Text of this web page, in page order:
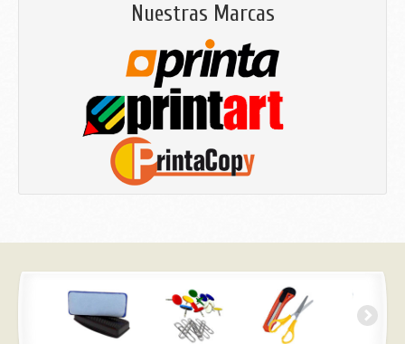
Nuestras Marcas